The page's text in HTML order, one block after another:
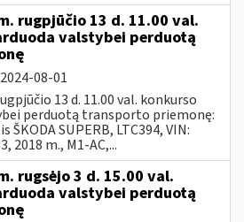
rugpjūčio 13 d. 11.00 val.
valstybei perduotą
2024-08-01
13 d. 11.00 val. konkurso
perduotą transporto priemonę:
SUPERB, LTC394, VIN:
2018 m., M1-AC,...
rugsėjo 3 d. 15.00 val.
valstybei perduotą